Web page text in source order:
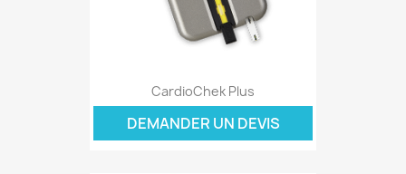
CardioChek Plus
DEMANDER UN DEVIS